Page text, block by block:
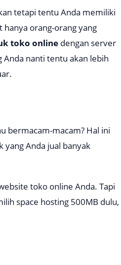
tetapi tentu Anda memiliki
orang-orang yang
toko online dengan server
Anda nanti tentu akan lebih
bermacam-macam? Hal ini
Anda jual banyak
toko online Anda. Tapi
space hosting 500MB dulu,